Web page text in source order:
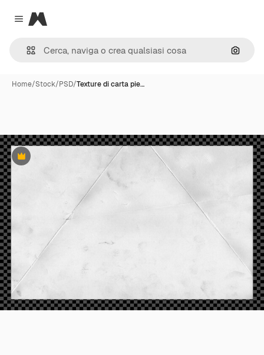
Close menu
Magnific
Cerca
Home/Stock/PSD/Texture di carta pie…
Premium